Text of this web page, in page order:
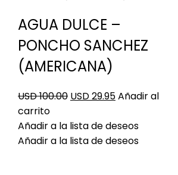
AGUA DULCE –
PONCHO SANCHEZ
(AMERICANA)
USD 100.00 USD 29.95Añadir al
carrito
Añadir a la lista de deseos
Añadir a la lista de deseos